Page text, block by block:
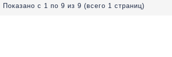
Показано с 1 по 9 из 9 (всего 1 страниц)